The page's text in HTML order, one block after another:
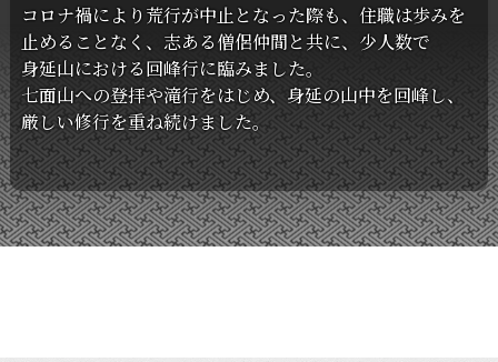
コロナ禍により 荒行が中止となった際も、 住職は歩みを
止める ことなく、 志ある僧侶仲間と共に、 少人数で
身延山における回峰行に臨みました。
七面山への登拝や滝行をはじめ、 身延の山中を回峰し、
厳しい修行を重ね続けました。